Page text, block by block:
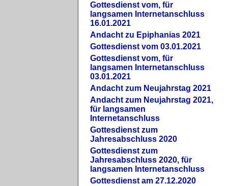
Gottesdienst vom, für
langsamen Internetanschluss
16.01.2021
Andacht zu Epiphanias 2021
Gottesdienst vom 03.01.2021
Gottesdienst vom, für
langsamen Internetanschluss
03.01.2021
Andacht zum Neujahrstag 2021
Andacht zum Neujahrstag 2021,
für langsamen
Internetanschluss
Gottesdienst zum
Jahresabschluss 2020
Gottesdienst zum
Jahresabschluss 2020, für
langsamen Internetanschluss
Gottesdienst am 27.12.2020